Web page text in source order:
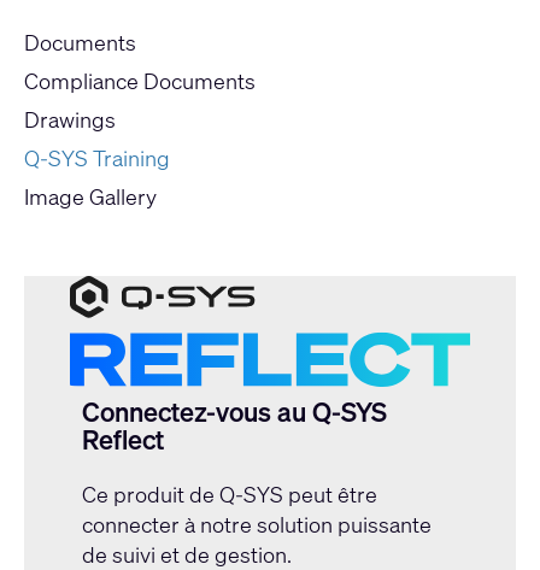
Documents
Compliance Documents
Drawings
Q-SYS Training
Image Gallery
Connectez-vous au Q-SYS
Reflect
Ce produit de Q-SYS peut être
connecter à notre solution puissante
de suivi et de gestion.